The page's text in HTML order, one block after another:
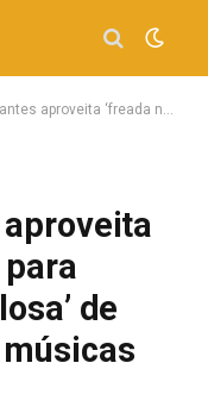
para ‘elaboração meticulosa’ de álbum autoral com músicas inéditas
para
de